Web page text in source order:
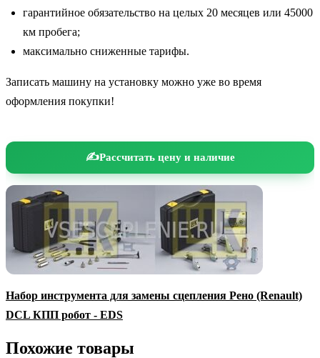
гарантийное обязательство на целых 20 месяцев или 45000
км пробега;
максимально сниженные тарифы.
Записать машину на установку можно уже во время
оформления покупки!
Рассчитать цену и наличие
Набор инструмента для замены сцепления Рено (Renault)
DCL КПП робот - EDS
Похожие товары